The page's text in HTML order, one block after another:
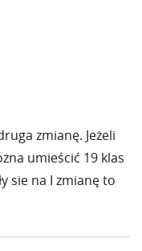
zmianę. Jeżeli
umieścić 19 klas
sie na I zmianę to